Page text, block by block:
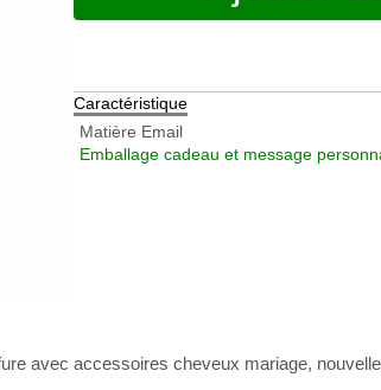
Caractéristique
Matière Email
Emballage cadeau et message
avec accessoires cheveux mariage,